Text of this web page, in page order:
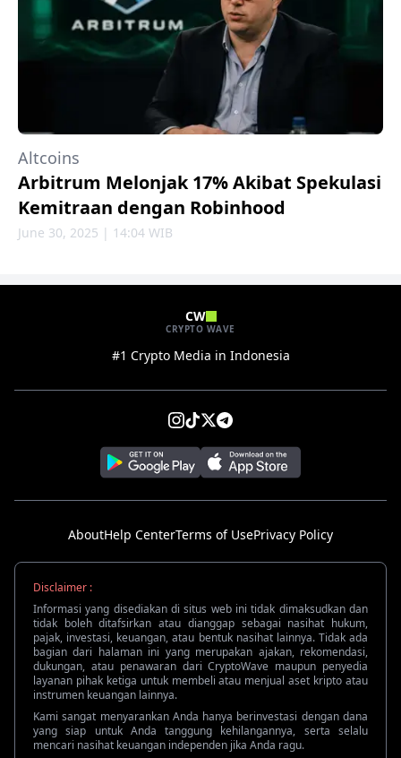
Altcoins
Arbitrum Melonjak 17% Akibat Spekulasi
Kemitraan dengan Robinhood
June 30, 2025 | 14:04 WIB
CW
CRYPTO WAVE
#1 Crypto Media in Indonesia
AboutHelp CenterTerms of UsePrivacy Policy
Disclaimer :
Informasi yang disediakan di situs web ini tidak dimaksudkan dan
tidak boleh ditafsirkan atau dianggap sebagai nasihat hukum,
pajak, investasi, keuangan, atau bentuk nasihat lainnya. Tidak ada
bagian dari halaman ini yang merupakan ajakan, rekomendasi,
dukungan, atau penawaran dari CryptoWave maupun penyedia
layanan pihak ketiga untuk membeli atau menjual aset kripto atau
instrumen keuangan lainnya.
Kami sangat menyarankan Anda hanya berinvestasi dengan dana
yang siap untuk Anda tanggung kehilangannya, serta selalu
mencari nasihat keuangan independen jika Anda ragu.